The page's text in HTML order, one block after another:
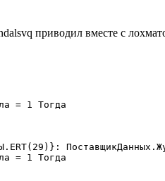
приводил вместе с
= 1 Тогда
= 1 Тогда